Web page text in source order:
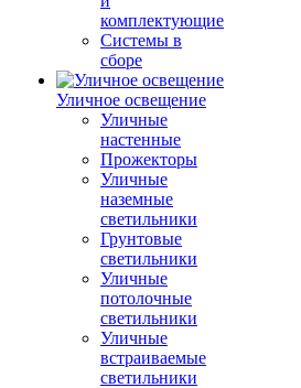
комплектующие
Системы в
сборе
Уличное освещение
Уличные
настенные
Прожекторы
Уличные
наземные
светильники
Грунтовые
светильники
Уличные
потолочные
светильники
Уличные
встраиваемые
светильники